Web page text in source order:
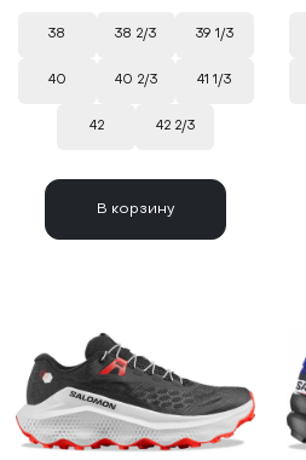
38 38 2/3 39 1/3
40 40 2/3 41 1/3
42 42 2/3
В корзину